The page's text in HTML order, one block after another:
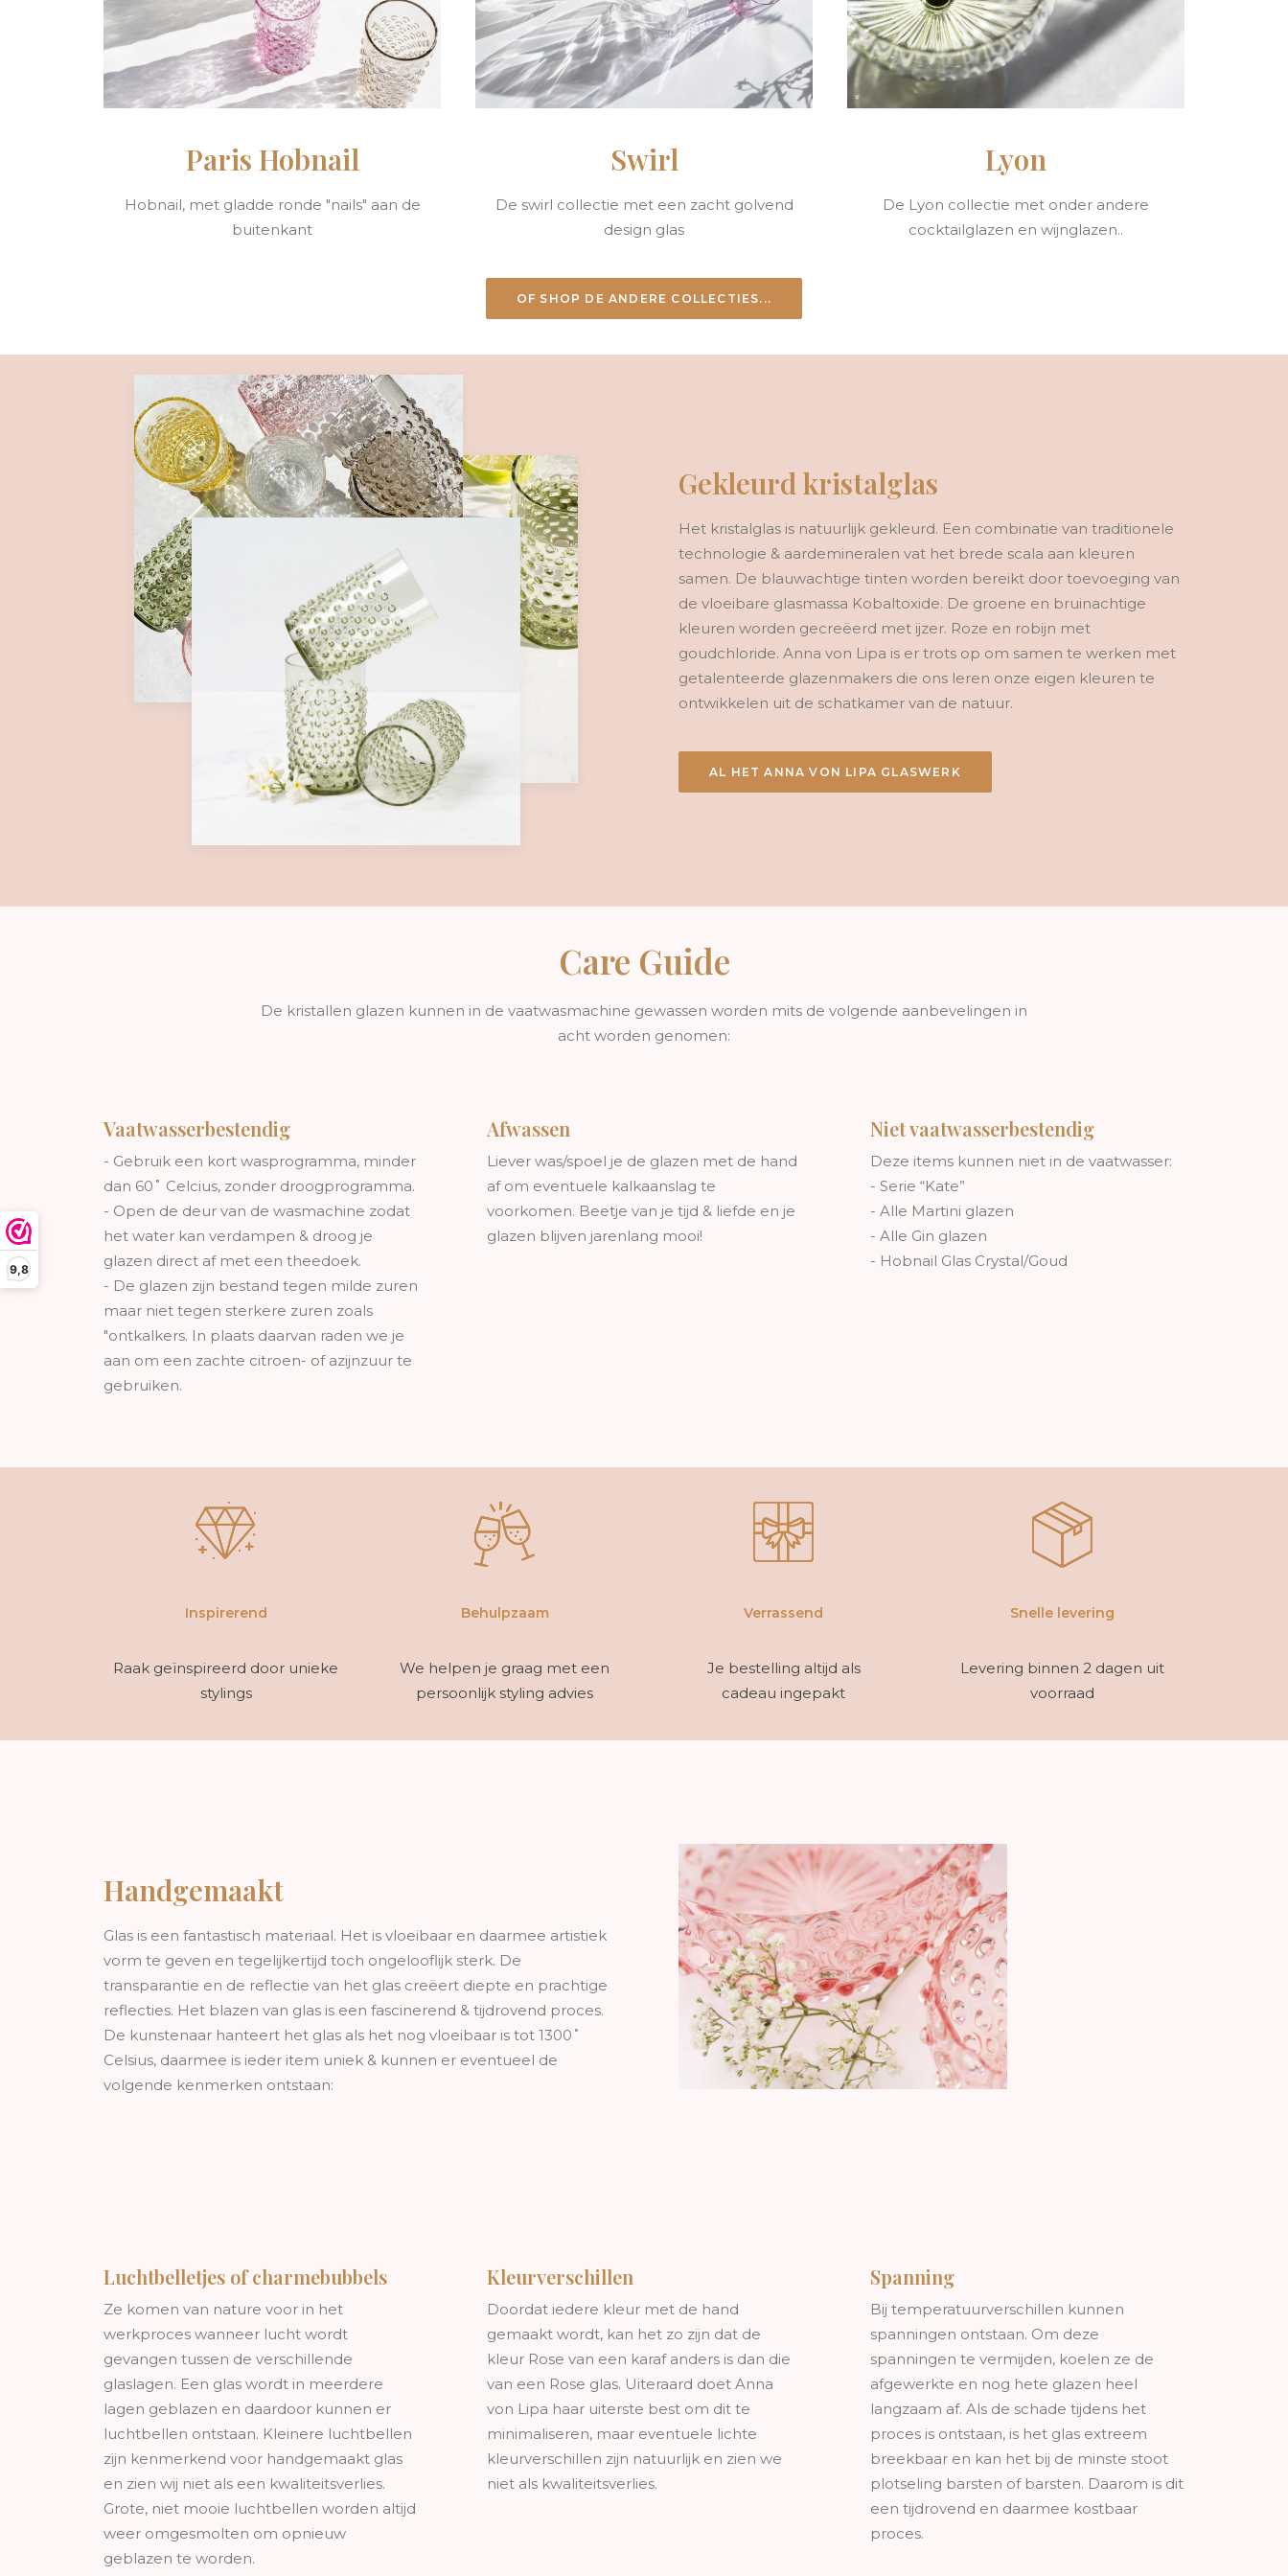
9,8
Paris Hobnail
Hobnail, met gladde ronde "nails" aan de
buitenkant
Swirl
De swirl collectie met een zacht golvend
design glas
Lyon
De Lyon collectie met onder andere
cocktailglazen en wijnglazen..
OF SHOP DE ANDERE COLLECTIES...
Gekleurd kristalglas
Het kristalglas is natuurlijk gekleurd. Een combinatie van traditionele
technologie & aardemineralen vat het brede scala aan kleuren
samen. De blauwachtige tinten worden bereikt door toevoeging van
de vloeibare glasmassa Kobaltoxide. De groene en bruinachtige
kleuren worden gecreëerd met ijzer. Roze en robijn met
goudchloride. Anna von Lipa is er trots op om samen te werken met
getalenteerde glazenmakers die ons leren onze eigen kleuren te
ontwikkelen uit de schatkamer van de natuur.
AL HET ANNA VON LIPA GLASWERK
Care Guide
De kristallen glazen kunnen in de vaatwasmachine gewassen worden mits de volgende aanbevelingen in
acht worden genomen:
Vaatwasserbestendig
- Gebruik een kort wasprogramma, minder
dan 60˚ Celcius, zonder droogprogramma.
- Open de deur van de wasmachine zodat
het water kan verdampen & droog je
glazen direct af met een theedoek.
- De glazen zijn bestand tegen milde zuren
maar niet tegen sterkere zuren zoals
"ontkalkers. In plaats daarvan raden we je
aan om een zachte citroen- of azijnzuur te
gebruiken.
Afwassen
Liever was/spoel je de glazen met de hand
af om eventuele kalkaanslag te
voorkomen. Beetje van je tijd & liefde en je
glazen blijven jarenlang mooi!
Niet vaatwasserbestendig
Deze items kunnen niet in de vaatwasser:
- Serie “Kate”
- Alle Martini glazen
- Alle Gin glazen
- Hobnail Glas Crystal/Goud
Inspirerend
Raak geïnspireerd door unieke
stylings
Behulpzaam
We helpen je graag met een
persoonlijk styling advies
Verrassend
Je bestelling altijd als
cadeau ingepakt
Snelle levering
Levering binnen 2 dagen uit
voorraad
Handgemaakt
Glas is een fantastisch materiaal. Het is vloeibaar en daarmee artistiek
vorm te geven en tegelijkertijd toch ongelooflijk sterk. De
transparantie en de reflectie van het glas creëert diepte en prachtige
reflecties. Het blazen van glas is een fascinerend & tijdrovend proces.
De kunstenaar hanteert het glas als het nog vloeibaar is tot 1300˚
Celsius, daarmee is ieder item uniek & kunnen er eventueel de
volgende kenmerken ontstaan:
Luchtbelletjes of charmebubbels
Ze komen van nature voor in het
werkproces wanneer lucht wordt
gevangen tussen de verschillende
glaslagen. Een glas wordt in meerdere
lagen geblazen en daardoor kunnen er
luchtbellen ontstaan. Kleinere luchtbellen
zijn kenmerkend voor handgemaakt glas
en zien wij niet als een kwaliteitsverlies.
Grote, niet mooie luchtbellen worden altijd
weer omgesmolten om opnieuw
geblazen te worden.
Kleurverschillen
Doordat iedere kleur met de hand
gemaakt wordt, kan het zo zijn dat de
kleur Rose van een karaf anders is dan die
van een Rose glas. Uiteraard doet Anna
von Lipa haar uiterste best om dit te
minimaliseren, maar eventuele lichte
kleurverschillen zijn natuurlijk en zien we
niet als kwaliteitsverlies.
Spanning
Bij temperatuurverschillen kunnen
spanningen ontstaan. Om deze
spanningen te vermijden, koelen ze de
afgewerkte en nog hete glazen heel
langzaam af. Als de schade tijdens het
proces is ontstaan, is het glas extreem
breekbaar en kan het bij de minste stoot
plotseling barsten of barsten. Daarom is dit
een tijdrovend en daarmee kostbaar
proces.